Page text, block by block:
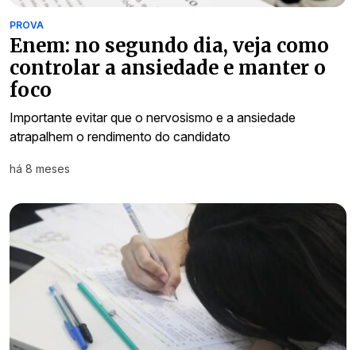
PROVA
Enem: no segundo dia, veja como
controlar a ansiedade e manter o
foco
Importante evitar que o nervosismo e a ansiedade
atrapalhem o rendimento do candidato
há 8 meses